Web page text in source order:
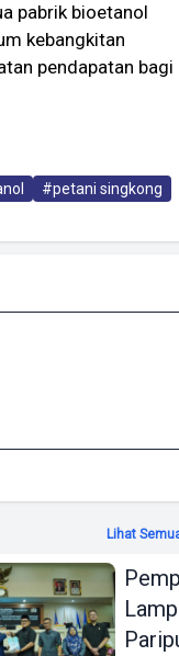
pabrik bioetanol
kebangkitan
pendapatan bagi
#petani singkong
Lihat